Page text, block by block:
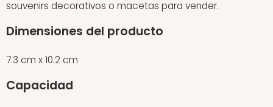
souvenirs decorativos o macetas para vender.
Dimensiones del producto
7.3 cm x 10.2 cm
Capacidad